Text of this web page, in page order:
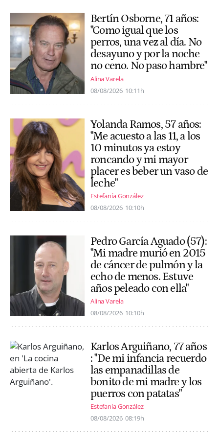
Bertín Osborne, 71 años:
"Como igual que los
perros, una vez al día. No
desayuno y por la noche
no ceno. No paso hambre"
Alina Varela
08/08/2026 10:11h
Yolanda Ramos, 57 años:
"Me acuesto a las 11, a los
10 minutos ya estoy
roncando y mi mayor
placer es beber un vaso de
leche"
Estefanía González
08/08/2026 10:10h
Pedro García Aguado (57):
"Mi madre murió en 2015
de cáncer de pulmón y la
echo de menos. Estuve
años peleado con ella"
Alina Varela
08/08/2026 10:10h
Karlos Arguiñano, 77 años
: "De mi infancia recuerdo
las empanadillas de
bonito de mi madre y los
puerros con patatas"
Estefanía González
08/08/2026 08:19h